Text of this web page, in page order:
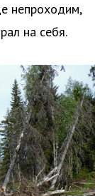
непроходим,
на себя.